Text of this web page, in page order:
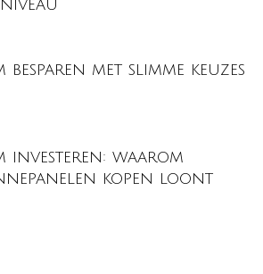
besparen met slimme keuzes
investeren: waarom
kopen loont